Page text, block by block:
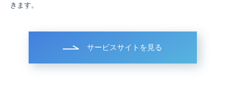
きます。
サービスサイトを見る